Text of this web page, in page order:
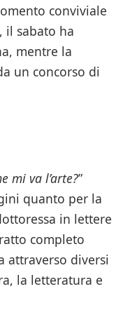
conviviale
il sabato ha
mentre la
un concorso di
mi va l’arte?”
quanto per la
in lettere
completo
attraverso diversi
la letteratura e